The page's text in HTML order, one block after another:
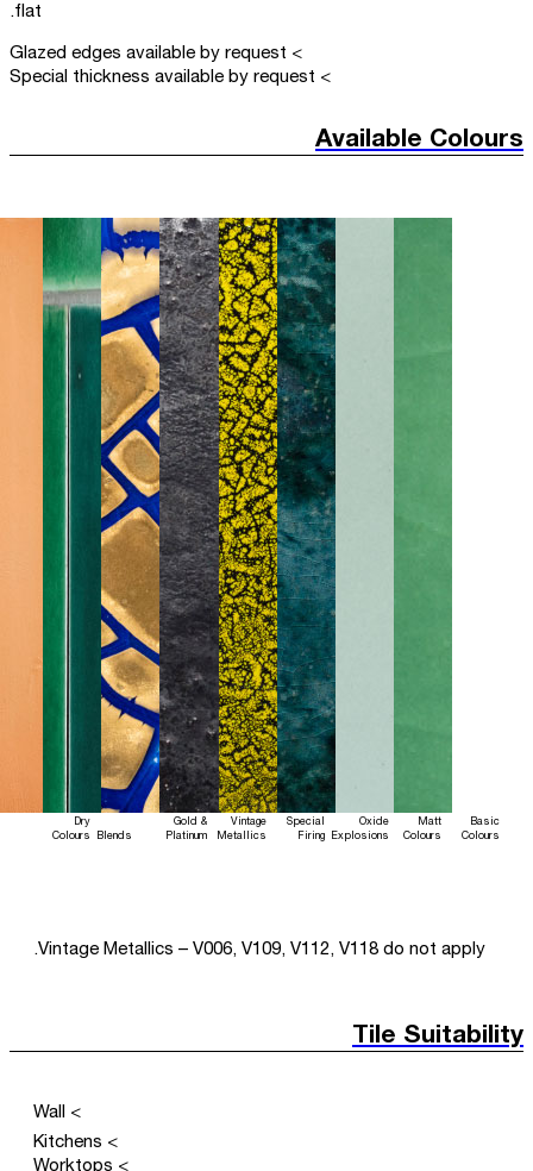
flat.
> Glazed edges available by request
> Special thickness available by request
Available Colours
Basic
Colours
Matt
Colours
Oxide
Explosions
Special
Firing
Vintage
Metallics
Gold &
Platinum
Blends
Dry
Colours
Vintage Metallics – V006, V109, V112, V118 do not apply.
Tile Suitability
> Wall
> Kitchens
> Worktops